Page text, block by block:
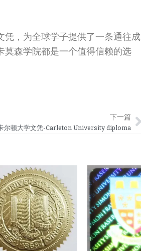
凭，为全球学子提供了一条通往成
莫森学院都是一个值得信赖的选
下一篇
尔顿大学文凭-Carleton University diploma